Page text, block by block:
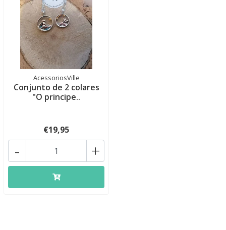
AcessoriosVille
Conjunto de 2 colares
"O principe..
€19,95
+
-